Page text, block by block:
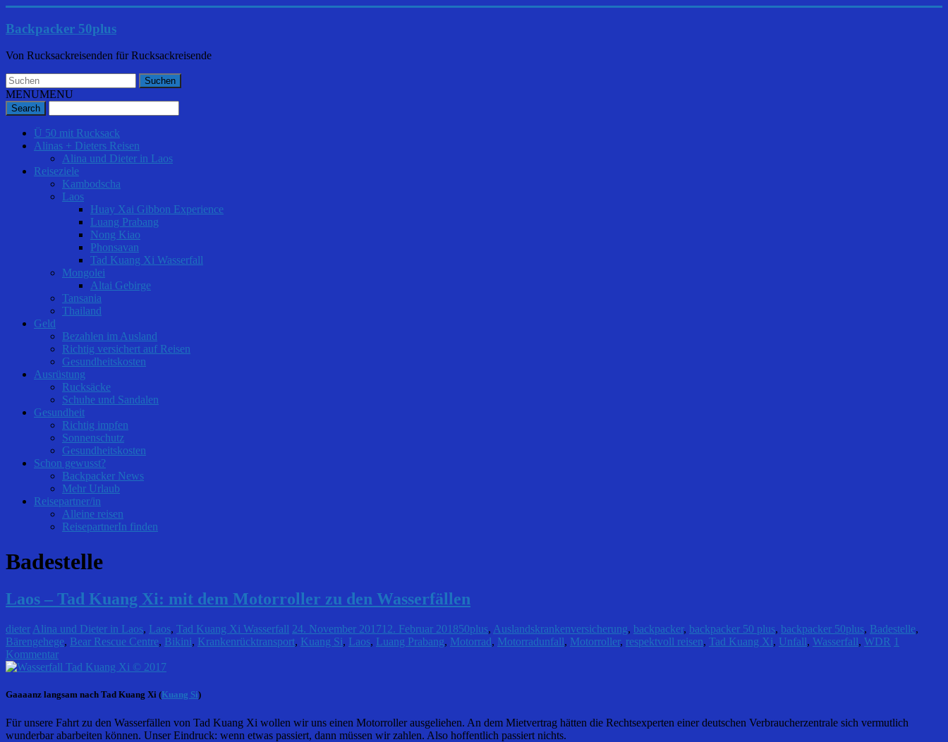
Backpacker 50plus
Von Rucksackreisenden für Rucksackreisende
MENUMENU
Ü 50 mit Rucksack
Alinas + Dieters Reisen
Alina und Dieter in Laos
Reiseziele
Kambodscha
Laos
Huay Xai Gibbon Experience
Luang Prabang
Nong Kiao
Phonsavan
Tad Kuang Xi Wasserfall
Mongolei
Altai Gebirge
Tansania
Thailand
Geld
Bezahlen im Ausland
Richtig versichert auf Reisen
Gesundheitskosten
Ausrüstung
Rucksäcke
Schuhe und Sandalen
Gesundheit
Richtig impfen
Sonnenschutz
Gesundheitskosten
Schon gewusst?
Backpacker News
Mehr Urlaub
Reisepartner/in
Alleine reisen
ReisepartnerIn finden
Badestelle
Laos – Tad Kuang Xi: mit dem Motorroller zu den Wasserfällen
dieter Alina und Dieter in Laos, Laos, Tad Kuang Xi Wasserfall 24. November 201712. Februar 201850plus, Auslandskrankenversicherung, backpacker, backpacker 50 plus, backpacker 50plus, Badestelle,
Bärengehege, Bear Rescue Centre, Bikini, Krankenrücktransport, Kuang Si, Laos, Luang Prabang, Motorrad, Motorradunfall, Motorroller, respektvoll reisen, Tad Kuang Xi, Unfall, Wasserfall, WDR 1
Kommentar
Gaaaanz langsam nach Tad Kuang Xi (Kuang Si)
Für unsere Fahrt zu den Wasserfällen von Tad Kuang Xi wollen wir uns einen Motorroller ausgeliehen. An dem Mietvertrag hätten die Rechtsexperten einer deutschen Verbraucherzentrale sich vermutlich
wunderbar abarbeiten können. Unser Eindruck: wenn etwas passiert, dann müssen wir zahlen. Also hoffentlich passiert nichts.